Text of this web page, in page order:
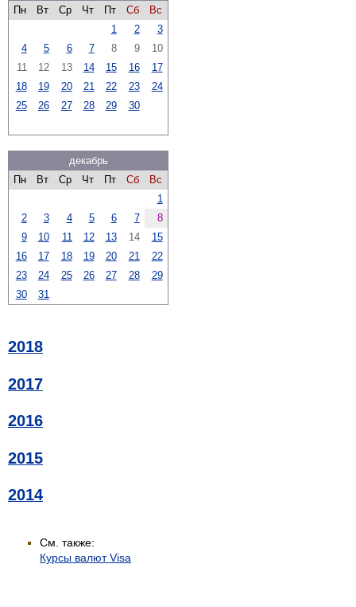
Пн
Вт Ср Чт Пт Сб
Вс
1
2
3
4
5 6 7 8 9
10
11
12 13 14 15 16
17
18
19 20 21 22 23
24
25
26 27 28 29 30
декабрь
Пн
Вт Ср Чт Пт Сб
Вс
1
2
3 4 5 6 7
8
9
10 11 12 13 14
15
16
17 18 19 20 21
22
23
24 25 26 27 28
29
30
31
2018
2017
2016
2015
2014
См. также:
Курсы валют Visa